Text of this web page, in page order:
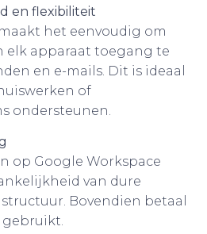
en flexibiliteit
het eenvoudig om
elk apparaat toegang te
en e-mails. Dit is ideaal
of
ondersteunen.
op Google Workspace
van dure
Bovendien betaal
gebruikt.